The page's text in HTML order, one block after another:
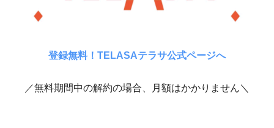
登録無料！TELASAテラサ公式ページへ
／無料期間中の解約の場合、月額はかかりません＼